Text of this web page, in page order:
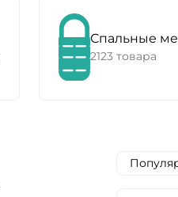
Спальные
2123 товара